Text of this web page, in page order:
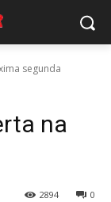
segunda
na
0
2894